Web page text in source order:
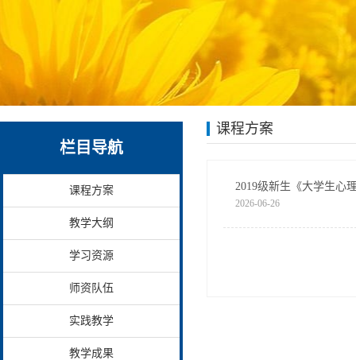
栏目导航
课程方案
教学大纲
学习资源
师资队伍
实践教学
教学成果
课程方案
2019级新生《大学生心
2026-06-26